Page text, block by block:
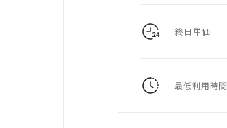
終日単価
最低利用時間